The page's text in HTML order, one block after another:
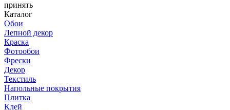
принять
Каталог
Обои
Лепной декор
Краска
Фотообои
Фрески
Декор
Текстиль
Напольные покрытия
Плитка
Клей